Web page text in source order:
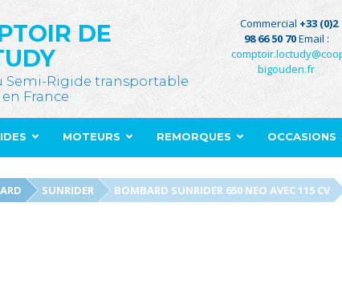
DE
Semi-Rigide transportable
France
Commercial +33 (0)2
98 66 50 70Email :
bigouden.fr
MOTEURS REMORQUES OCCASIONS
SUNRIDER BOMBARD SUNRIDER 650 NEO AVEC 115 CV